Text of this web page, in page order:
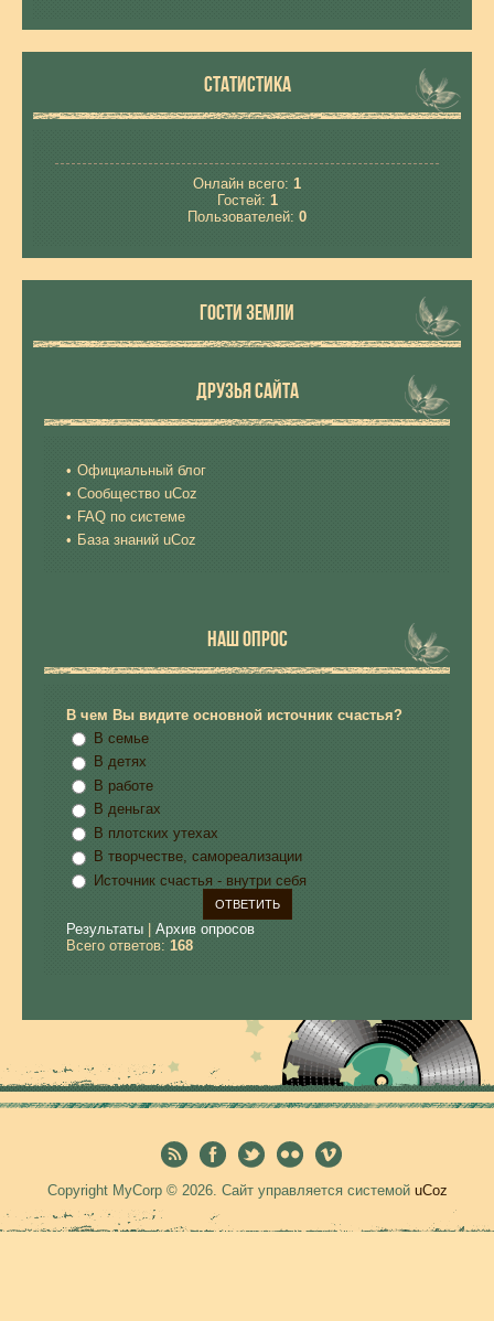
СТАТИСТИКА
Онлайн всего: 1
Гостей: 1
Пользователей: 0
ГОСТИ ЗЕМЛИ
ДРУЗЬЯ САЙТА
Официальный блог
Сообщество uCoz
FAQ по системе
База знаний uCoz
НАШ ОПРОС
В чем Вы видите основной источник счастья?
В семье
В детях
В работе
В деньгах
В плотских утехах
В творчестве, самореализации
Источник счастья - внутри себя
Результаты
Архив опросов
Всего ответов: 168
Copyright MyCorp © 2026. Сайт управляется системой uCoz